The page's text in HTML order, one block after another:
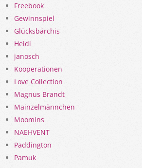
Freebook
Gewinnspiel
Glücksbärchis
Heidi
janosch
Kooperationen
Love Collection
Magnus Brandt
Mainzelmännchen
Moomins
NAEHVENT
Paddington
Pamuk